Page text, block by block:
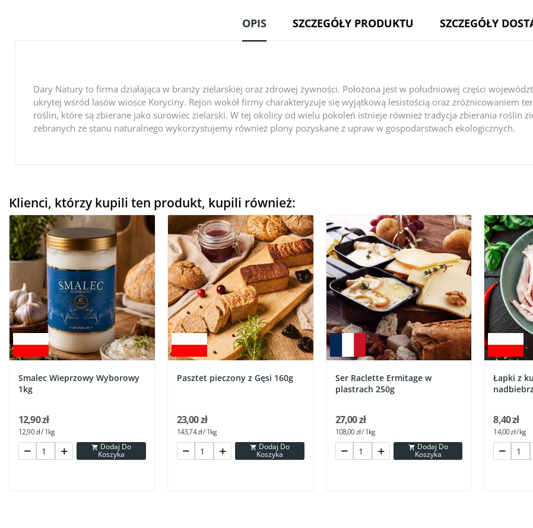
OPIS SZCZEGÓŁY PRODUKTU SZCZEGÓŁY
Dary Natury to firma działająca w branży zielarskiej oraz zdrowej żywności. Położona jest w południowej części
ukrytej wśród lasów wiosce Koryciny. Rejon wokół firmy charakteryzuje się wyjątkową lesistością oraz zróżnicowaniem
roślin, które są zbierane jako surowiec zielarski. W tej okolicy od wielu pokoleń istnieje również tradycja zbierania roślin
zebranych ze stanu naturalnego wykorzystujemy również plony pozyskane z upraw w gospodarstwach ekologicznych.
Klienci, którzy kupili ten produkt, kupili również:
Smalec Wieprzowy Wyborowy
1kg

Koszyka
12,90 zł
12,90 zł / 1kg
Pasztet pieczony z Gęsi 160g

Koszyka
23,00 zł
143,74 zł / 1kg
Ser Raclette Ermitage w
plastrach 250g

Koszyka
27,00 zł
108,00 zł / 1kg
Łapki z
8,40 zł
14,00 zł / kg